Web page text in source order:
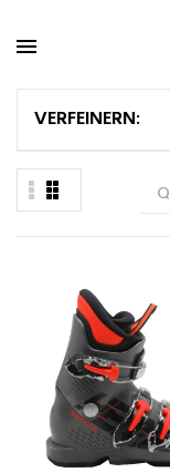
VERFEINERN: